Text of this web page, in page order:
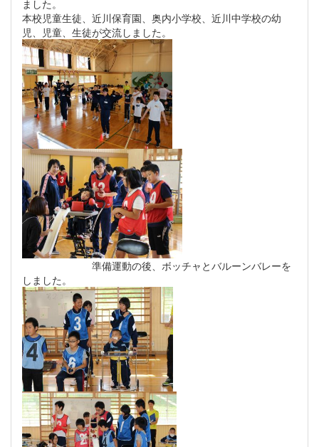
ました。
本校児童生徒、近川保育園、奥内小学校、近川中学校の幼
児、児童、生徒が交流しました。
準備運動の後、ボッチャとバルーンバレーを
しました。